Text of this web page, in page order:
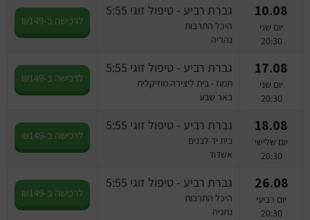
10.08
יום שני
20:30
גברת רביע - טיפול זוגי 5:55
היכל התרבות
נהריה
לרכישה ב-₪149
17.08
יום שני
20:30
גברת רביע - טיפול זוגי 5:55
תמוז - בית ליצירה מוזיקלית
באר שבע
לרכישה ב-₪149
18.08
יום שלישי
20:30
גברת רביע - טיפול זוגי 5:55
בית יד לבנים
אשדוד
לרכישה ב-₪149
26.08
יום רביעי
20:30
גברת רביע - טיפול זוגי 5:55
היכל התרבות
נתניה
לרכישה ב-₪149